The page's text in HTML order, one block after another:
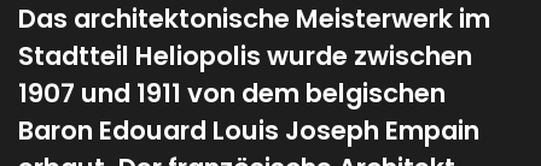
Das architektonische Meisterwerk im
Stadtteil Heliopolis wurde zwischen
1907 und 1911 von dem belgischen
Baron Edouard Louis Joseph Empain